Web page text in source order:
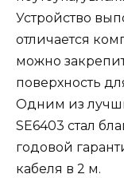
Устройство
отличается
можно
поверхность
Одним из
SE6403 стал
годовой
кабеля в 2 м.